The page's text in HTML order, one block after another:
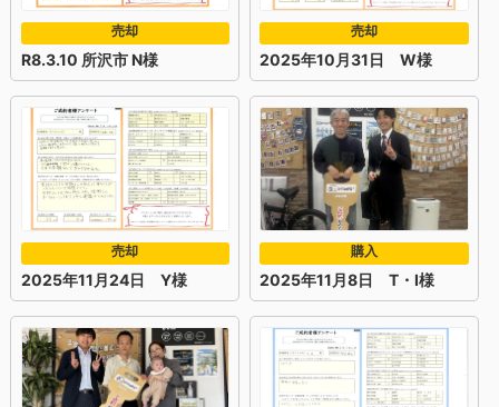
売却
R8.3.10 所沢市 N様
売却
2025年10月31日 W様
売却
2025年11月24日 Y様
購入
2025年11月8日 T・I様